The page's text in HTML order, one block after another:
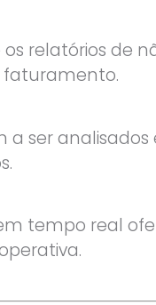
relatórios de
faturamento.
ser analisados
tempo real